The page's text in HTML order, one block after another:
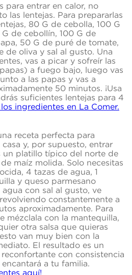
para entrar en calor, no
las lentejas. Para prepararlas
80 G de cebolla, 100 G
de cebollín, 100 G de
50 G de puré de tomate,
de oliva y sal al gusto. Una
vas a picar y sofreír las
a fuego bajo, luego vas
a las papas y vas a
50 minutos. ¡Usa
suficientes lentejas para 4
ingredientes en La Comer.
receta perfecta para
y, por supuesto, entrar
un platillo típico del norte de
maíz molida. Solo necesitas
4 tazas de agua, 1
y queso parmesano
con sal al gusto, ve
constantemente a
aproximadamente. Para
mézclala con la mantequilla,
otra salsa que quieras
van muy bien con la
El resultado es un
con consistencia
a tu familia.
aquí!